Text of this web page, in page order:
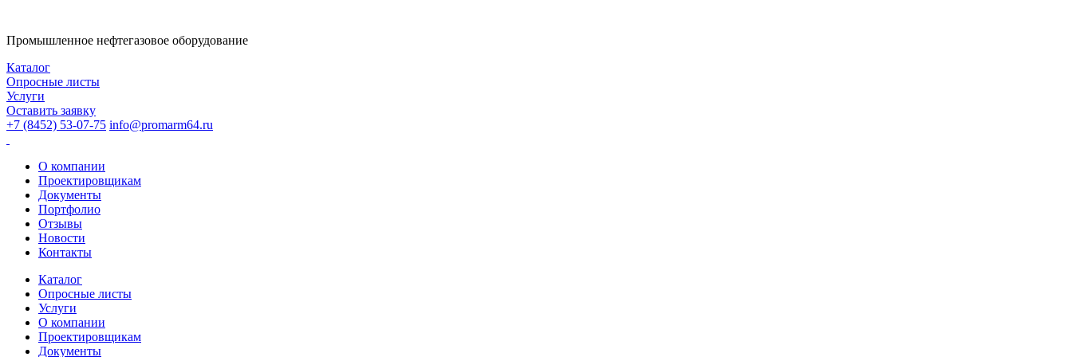
Промышленное нефтегазовое оборудование
Каталог
Опросные листы
Услуги
Оставить заявку
+7 (8452) 53-07-75 info@promarm64.ru
О компании
Проектировщикам
Документы
Портфолио
Отзывы
Новости
Контакты
Каталог
Опросные листы
Услуги
О компании
Проектировщикам
Документы